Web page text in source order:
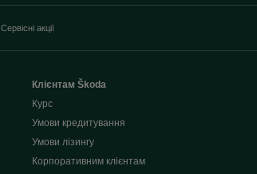
Сервісні акції
Клієнтам Škoda
Курс
Умови кредитування
Умови лізингу
Корпоративним клієнтам